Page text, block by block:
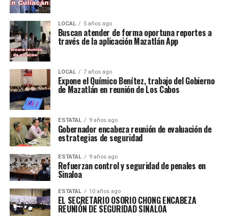
LOCAL 5 años ago
Buscan atender de forma oportuna reportes a
través de la aplicación Mazatlán App
LOCAL 7 años ago
Expone el Químico Benítez, trabajo del Gobierno
de Mazatlán en reunión de Los Cabos
ESTATAL 9 años ago
Gobernador encabeza reunión de evaluación de
estrategias de seguridad
ESTATAL 9 años ago
Refuerzan control y seguridad de penales en
Sinaloa
ESTATAL 10 años ago
EL SECRETARIO OSORIO CHONG ENCABEZA
REUNIÓN DE SEGURIDAD SINALOA